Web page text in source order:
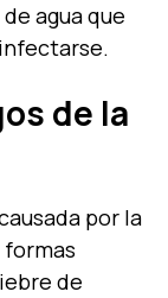
agua que
de la
por la
de